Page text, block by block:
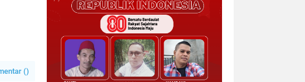
()